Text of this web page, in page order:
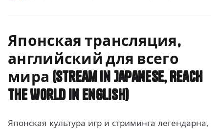
Японская трансляция,
английский для всего
мира (Stream in Japanese, Reach
the World in English)
Японская культура игр и стриминга легендарна,